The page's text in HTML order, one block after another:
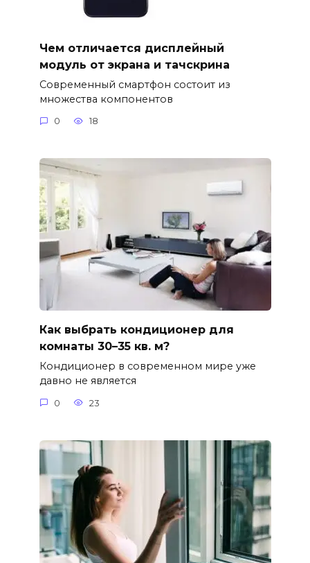
Чем отличается дисплейный
модуль от экрана и тачскрина
Современный смартфон состоит из
множества компонентов
0 18
Как выбрать кондиционер для
комнаты 30–35 кв. м?
Кондиционер в современном мире уже
давно не является
0 23